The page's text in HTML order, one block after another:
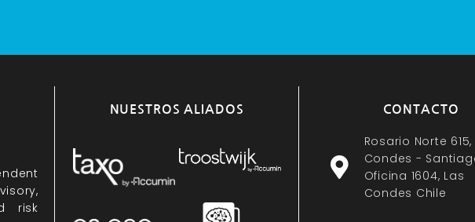
risk
NUESTROS ALIADOS CONTACTO
Rosario Norte 615,
Condes -
Oficina 1604, Las
Condes Chile